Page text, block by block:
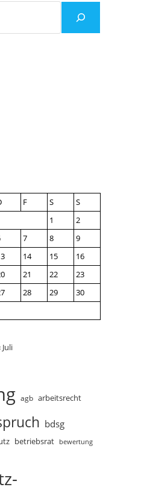
F S
S
1
2
7 8
9
14 15
16
21 22
23
28 29
30
Juli
agb arbeitsrecht
bdsg
betriebsrat bewertung